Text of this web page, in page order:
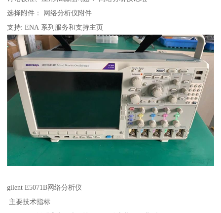
选择附件： 网络分析仪附件
支持: ENA 系列服务和支持主页
gilent E5071B网络分析仪
主要技术指标